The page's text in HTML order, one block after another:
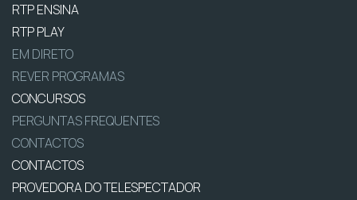
RTP ENSINA
RTP PLAY
EM DIRETO
REVER PROGRAMAS
CONCURSOS
PERGUNTAS FREQUENTES
CONTACTOS
CONTACTOS
PROVEDORA DO TELESPECTADOR